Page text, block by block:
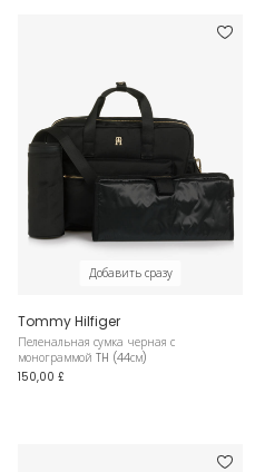
Добавить сразу
Tommy Hilfiger
Пеленальная сумка черная с
монограммой TH (44см)
150,00 £